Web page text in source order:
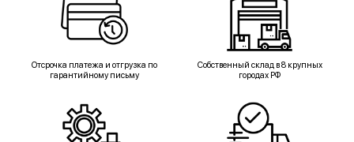
Отсрочка платежа и отгрузка по
гарантийному письму
Собственный склад в 8 крупных
городах РФ